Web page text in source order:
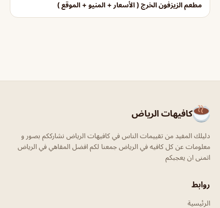
مطعم الزيزفون الخرج ( الأسعار + المنيو + الموقع )
كافيهات الرياض
دليلك المفيد من تقييمات الناس في كافيهات الرياض نشارككم بصور و
معلومات عن كل كافيه في الرياض جمعنا لكم افضل المقاهي في الرياض
اتمنى ان يعجبكم
روابط
الرئيسية